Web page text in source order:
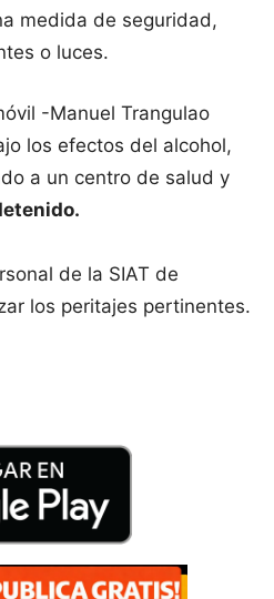
medida de seguridad,
o luces.
-Manuel Trangulao
los efectos del alcohol,
a un centro de salud y
de la SIAT de
los peritajes pertinentes.